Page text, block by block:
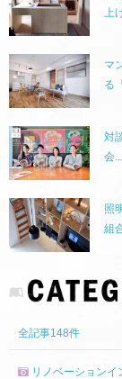
上
マ
る
対
会...
照
組
全記事148件
リノベーションイ